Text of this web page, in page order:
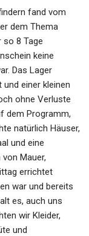
fand vom
dem Thema
so 8 Tage
keine
Das Lager
einer kleinen
ohne Verluste
dem Programm,
natürlich Häuser,
und eine
Mauer,
errichtet
war und bereits
es, auch uns
wir Kleider,
und